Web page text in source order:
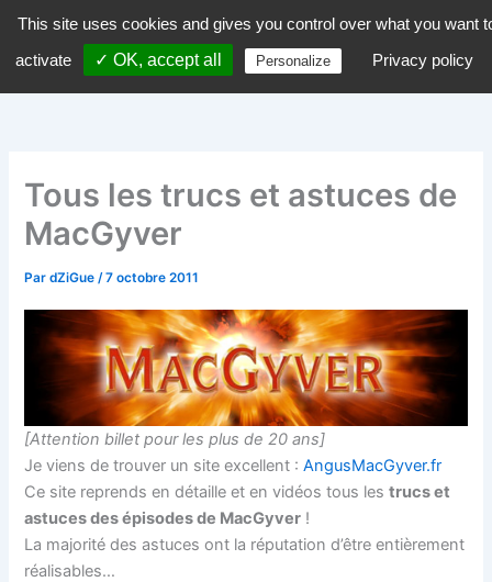
contenu
dZiGue
Tous les trucs et astuces de
MacGyver
PardZiGue/7 octobre 2011
[Attention billet pour les plus de 20 ans]
Je viens de trouver un site excellent :AngusMacGyver.fr
Ce site reprends en détaille et en vidéos tous lestrucs et
astuces des épisodes de MacGyver !
La majorité des astuces ont la réputation d’être entièrement
réalisables…
This site uses cookies and gives you control over what you want
activate
✓ OK, accept all Personalize Privacy policy